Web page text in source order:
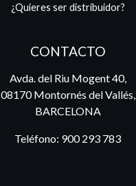
¿Quieres ser distribuidor?
CONTACTO
Avda. del Riu Mogent 40,
08170 Montornés del Vallés,
BARCELONA
Teléfono: 900 293 783